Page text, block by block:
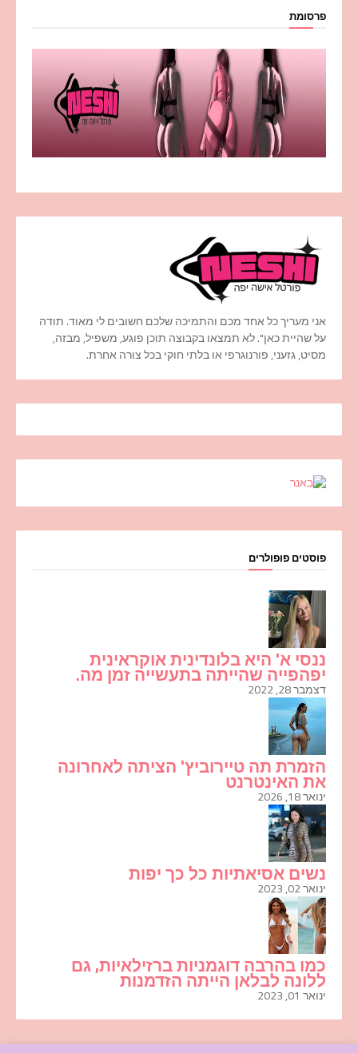
פרסומת
אני מעריך כל אחד מכם והתמיכה שלכם חשובים לי מאוד. תודה
על שהיית כאן". לא תמצאו בקבוצה תוכן פוגע, משפיל, מבזה,
מסיט, גזעני, פורנוגרפי או בלתי חוקי בכל צורה אחרת.
פוסטים פופולרים
ננסי א' היא בלונדינית אוקראינית
יפהפייה שהייתה בתעשייה זמן מה.
דצמבר 28, 2022
הזמרת תה טיירוביץ' הציתה לאחרונה
את האינטרנט
ינואר 18, 2026
נשים אסיאתיות כל כך יפות
ינואר 02, 2023
כמו בהרבה דוגמניות ברזילאיות, גם
ללונה לבלאן הייתה הזדמנות
ינואר 01, 2023